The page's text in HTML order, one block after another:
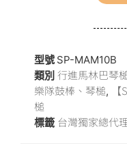
型號 SP-MAM10B
類別 行進馬林巴琴
樂隊鼓棒、琴槌,
槌
標籤 台灣獨家總代